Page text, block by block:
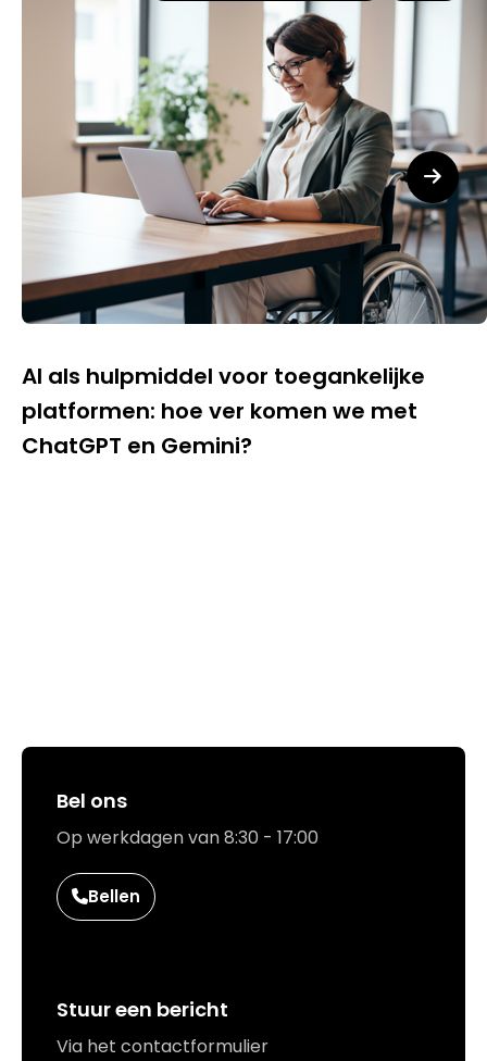
AI als hulpmiddel voor toegankelijke
platformen: hoe ver komen we met
ChatGPT en Gemini?
Bel ons
Op werkdagen van 8:30 - 17:00
Bellen
Stuur een bericht
Via het contactformulier